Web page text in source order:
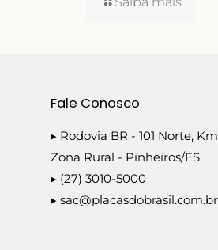
Fale Conosco
▸ Rodovia BR - 101 Norte,
Zona Rural - Pinheiros/ES
▸ (27) 3010-5000
▸ sac@placasdobrasil.com.br